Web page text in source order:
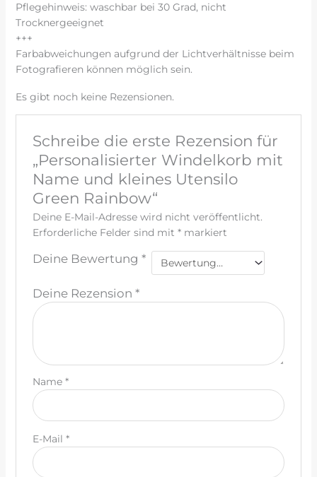
Pflegehinweis: waschbar bei 30 Grad, nicht
Trocknergeeignet
+++
Farbabweichungen aufgrund der Lichtverhältnisse beim
Fotografieren können möglich sein.
Es gibt noch keine Rezensionen.
Schreibe die erste Rezension für
„Personalisierter Windelkorb mit
Name und kleines Utensilo
Green Rainbow“
Deine E-Mail-Adresse wird nicht veröffentlicht.
Erforderliche Felder sind mit *markiert
Deine Bewertung *
Deine Rezension *
Name *
E-Mail *